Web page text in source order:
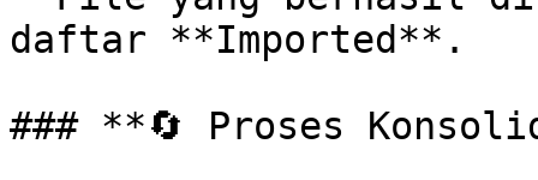
daftar **Imported**.
### **🔄 Proses